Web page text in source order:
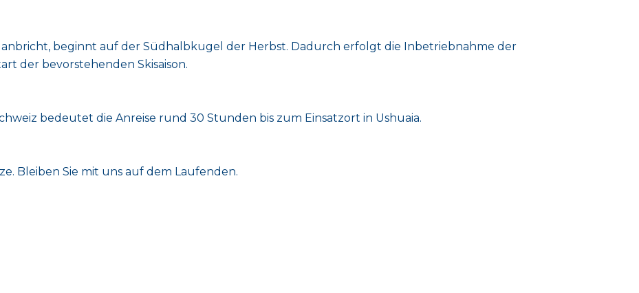
beginnt auf der Südhalbkugel der Herbst. Dadurch erfolgt die Inbetriebnahme der
der bevorstehenden Skisaison.
bedeutet die Anreise rund 30 Stunden bis zum Einsatzort in Ushuaia.
Bleiben Sie mit uns auf dem Laufenden.